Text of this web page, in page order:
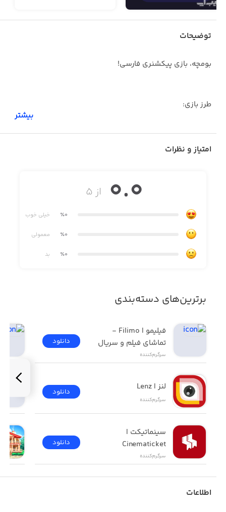
توضیحات
بومچه، بازی پیکشنری فارسی!
طرز بازی:
بهتون داده میشه انتخاب کنید و نقاشیش کنید. بقیه باید
حدس بزنن که چی داره کشیده میشه. هرکی زودتر حدس بزنه
بیشتر
امتیاز و نظرات
از ۵ 0.0
٪0 خیلی خوب
٪0 معمولی
٪0 بد
برترین‌های دسته‌بندی
تماشای فیلم و سریال
سرگرم‌کننده
دانلود
لنز | Lenz
سرگرم‌کننده
دانلود
Cinematicket
سرگرم‌کننده
دانلود
اطلاعات